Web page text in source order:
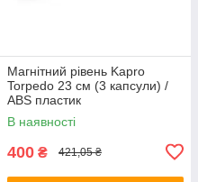
Магнітний рівень Kapro
Torpedo 23 см (3 капсули) /
ABS пластик
В наявності
400 ₴ 421,05 ₴